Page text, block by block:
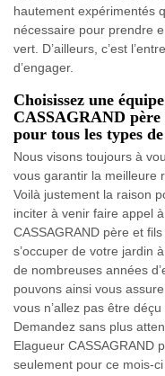
hautement expérimentés
nécessaire pour prendre
vert. D’ailleurs, c’est
d’engager.
Choisissez une
CASSAGRAND
pour tous les types
Nous visons toujours à
vous garantir la meilleure
Voilà justement la raison
inciter à venir faire appel
CASSAGRAND père et
s’occuper de votre jardin
de nombreuses années
pouvons ainsi vous
vous n’allez pas être
Demandez sans plus
Elagueur CASSAGRAND
seulement pour ce mois-ci